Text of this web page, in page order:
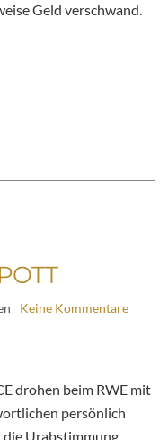
Geld verschwand.
Keine Kommentare
drohen beim RWE mit
persönlich
die Urabstimmung